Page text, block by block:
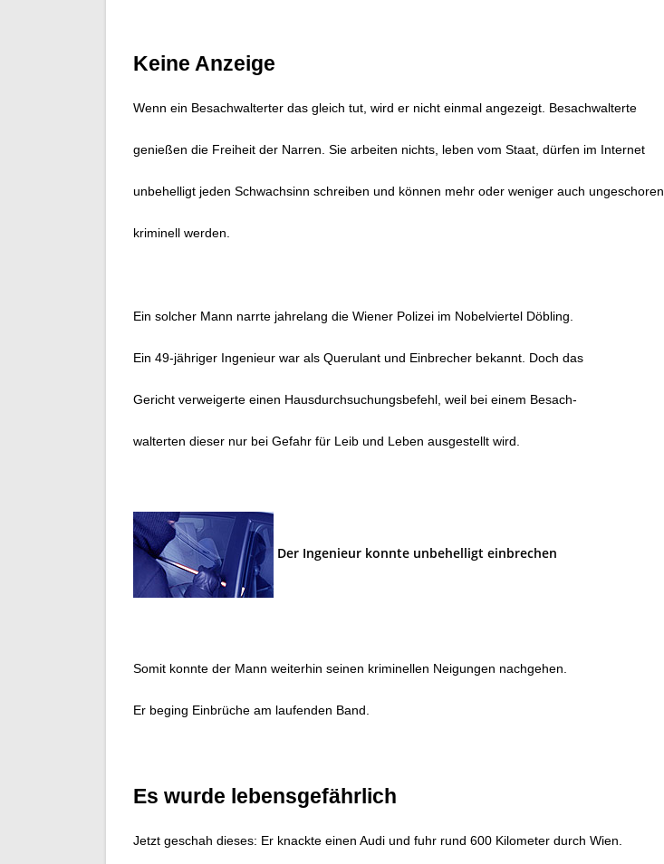
Keine Anzeige
Wenn ein Besachwalterter das gleich tut, wird er nicht einmal angezeigt. Besachwalterte
genießen die Freiheit der Narren. Sie arbeiten nichts, leben vom Staat, dürfen im Internet
unbehelligt jeden Schwachsinn schreiben und können mehr oder weniger auch ungeschoren
kriminell werden.
Ein solcher Mann narrte jahrelang die Wiener Polizei im Nobelviertel Döbling.
Ein 49-jähriger Ingenieur war als Querulant und Einbrecher bekannt. Doch das
Gericht verweigerte einen Hausdurchsuchungsbefehl, weil bei einem Besach-
walterten dieser nur bei Gefahr für Leib und Leben ausgestellt wird.
Der Ingenieur konnte unbehelligt einbrechen
Somit konnte der Mann weiterhin seinen kriminellen Neigungen nachgehen.
Er beging Einbrüche am laufenden Band.
Es wurde lebensgefährlich
Jetzt geschah dieses: Er knackte einen Audi und fuhr rund 600 Kilometer durch Wien.